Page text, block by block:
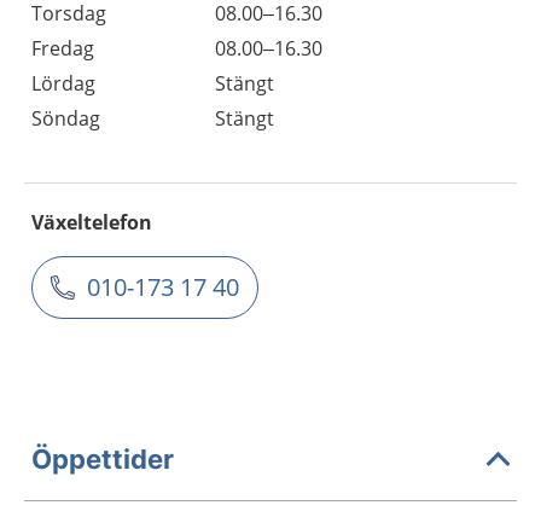
Torsdag
08.00–16.30
Fredag
08.00–16.30
Lördag
Stängt
Söndag
Stängt
Växeltelefon
010-173 17 40
Öppettider